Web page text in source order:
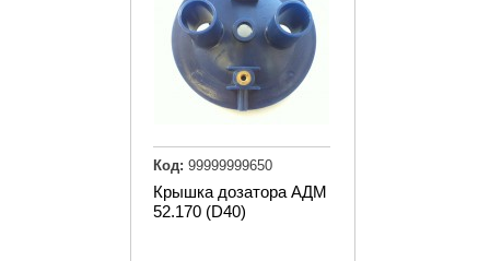
Крышка дозатора АДМ
52.170 (D40)
Код: 99999999650